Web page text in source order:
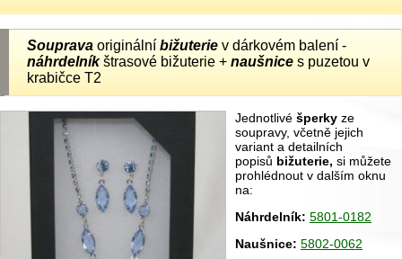
Souprava originální bižuterie v dárkovém balení -
náhrdelníkštrasové bižuterie + naušnice s puzetou v
krabičce T2
Jednotlivé šperky ze
soupravy, včetně jejich
variant a detailních
popisů bižuterie, si můžete
prohlédnout v dalším oknu
na:
Náhrdelník: 5801-0182
Naušnice: 5802-0062